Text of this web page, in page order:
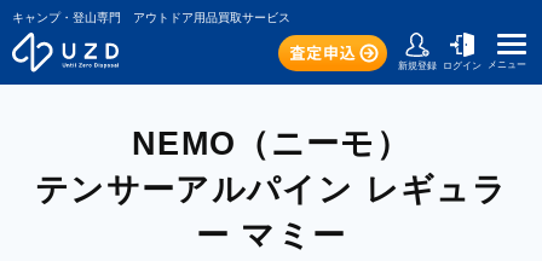
キャンプ・登山専門 アウトドア用品買取サービス
新規登録 ログイン メニュー
NEMO（ニーモ）
テンサーアルパイン レギュラ
ー マミー